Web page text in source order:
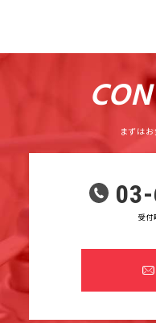
まずは
受付